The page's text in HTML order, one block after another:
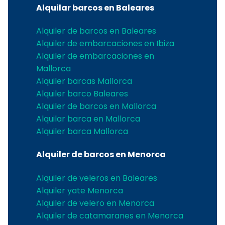
Alquilar barcos en Baleares
Alquiler de barcos en Baleares
Alquiler de embarcaciones en Ibiza
Alquiler de embarcaciones en
Mallorca
Alquiler barcas Mallorca
Alquiler barco Baleares
Alquiler de barcos en Mallorca
Alquilar barca en Mallorca
Alquiler barca Mallorca
Alquiler de barcos en Menorca
Alquiler de veleros en Baleares
Alquiler yate Menorca
Alquiler de velero en Menorca
Alquiler de catamaranes en Menorca